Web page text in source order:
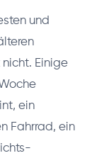
und
Einige
ein
Fahrrad, ein